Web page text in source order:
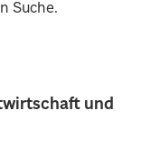
und
Suche.